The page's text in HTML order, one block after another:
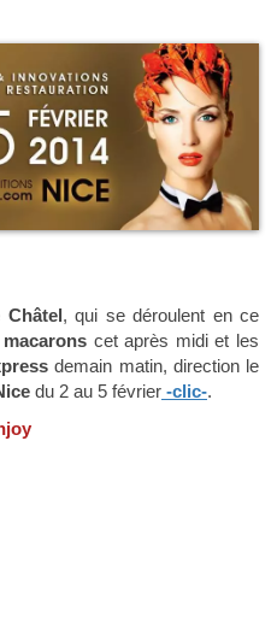
Châtel, qui se déroulent en ce
cet après midi et les
demain matin, direction le
du 2 au 5 février -clic-.